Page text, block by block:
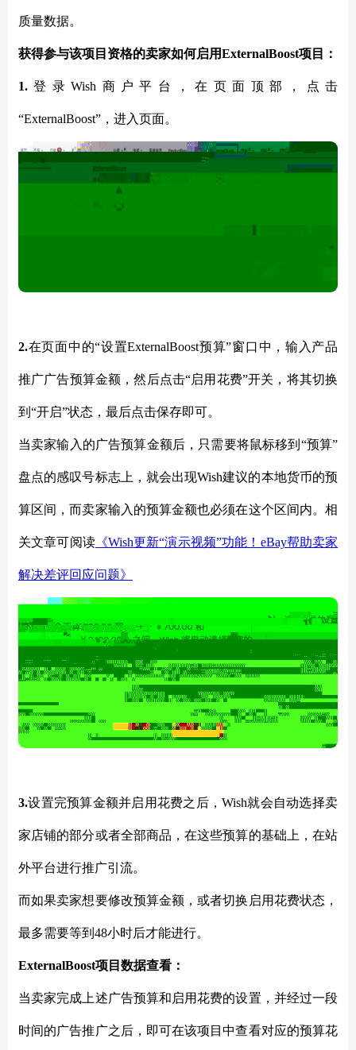
质量数据。
获得参与该项目资格的卖家如何启用ExternalBoost项目：
1. 登录Wish商户平台，在页面顶部，点击
“ExternalBoost”，进入页面。
2.在页面中的“设置ExternalBoost预算”窗口中，输入产品
推广广告预算金额，然后点击“启用花费”开关，将其切换
到“开启”状态，最后点击保存即可。
当卖家输入的广告预算金额后，只需要将鼠标移到 “预算”
盘点的感叹号标志上，就会出现Wish建议的本地货币的预
算区间，而卖家输入的预算金额也必须在这个区间内。相
关文章可阅读《Wish更新“演示视频”功能！eBay帮助卖家
解决差评回应问题》
3.设置完预算金额并启用花费之后，Wish就会自动选择卖
家店铺的部分或者全部商品，在这些预算的基础上，在站
外平台进行推广引流。
而如果卖家想要修改预算金额，或者切换启用花费状态，
最多需要等到 48小时后才能进行。
ExternalBoost项目数据查看：
当卖家完成上述广告预算和启用花费的设置，并经过一段
时间的广告推广之后，即可在该项目中查看对应的预算花